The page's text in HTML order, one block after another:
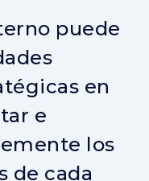
puede
en
e
los
de cada